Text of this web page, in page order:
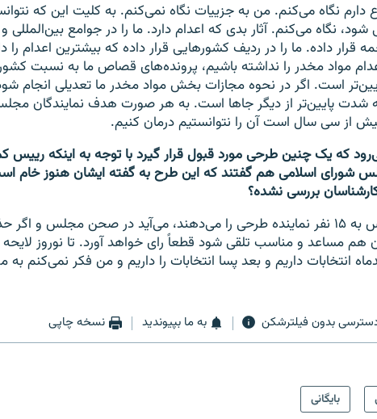
نگاه می‌کنم. من به جزییات نگاه نمی‌کنم. به کلیت این که
شود، نگاه می‌کنم. آثار بدی که اعدام دارد. ما را در جوامع بین‌المللی
قرار داده. ما را در ردیف کشورهایی قرار داده که بیشترین اعدام را
مواد مخدر را نداشته باشیم، پرونده‌های قصاص ما به نسبت
است. اگر در نحوه مجازات بخش مواد مخدر ما تعدیلی انجام
شدت پایین‌تر از دیگر جاها است. به هر صورت هدف نمایندگان
از سی سال است آن را نتوانستیم درمان کنیم.
که یک چنین طرحی مورد قبول قرار گیرد با توجه به اینکه رییس
شورای اسلامی هم گفتند که این طرح به گفته ایشان هنوز خام
بررسی نشده؟
به هر حال در مجلس به ۱۵ نفر نماینده طرحی را می‌دهند، می‌آید در صحن مجلس و
هم مساعد و مناسب تلقی شود قطعا‌ً‌ رای خواهد آورد. تا نوروز لایحه
انتخابات داریم و بعد پسا انتخابات را داریم و من فکر نمی‌کنم
بدون فیلترشکن به ما بپیوندید نسخه چاپی
بایگانی